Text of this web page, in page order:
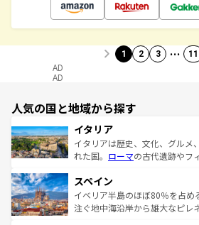
1 2 3 … 11
AD
AD
人気の国と地域から探す
イタリア
イタリアは歴史、文化、グルメ
れた国。 ローマの古代遺跡やフ
ろん、トスカーナの美しい田園
景など、自然景観も見逃せない
ピザやパスタなど、絶品のイタ
スペイン
イベリア半島のほぼ80％を占め
注ぐ地中海沿岸から雄大なピレ